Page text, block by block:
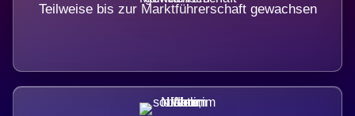
Teilweise bis zur Marktführerschaft gewachsen